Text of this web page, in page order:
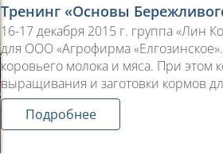
Тренинг «Основы
16-17 декабря 2015 г. группа «Лин
для ООО «Агрофирма
коровьего молока и мяса. При
выращивания и заготовки кормов
Подробнее